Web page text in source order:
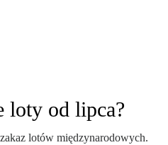
loty od lipca?
lotów międzynarodowych.